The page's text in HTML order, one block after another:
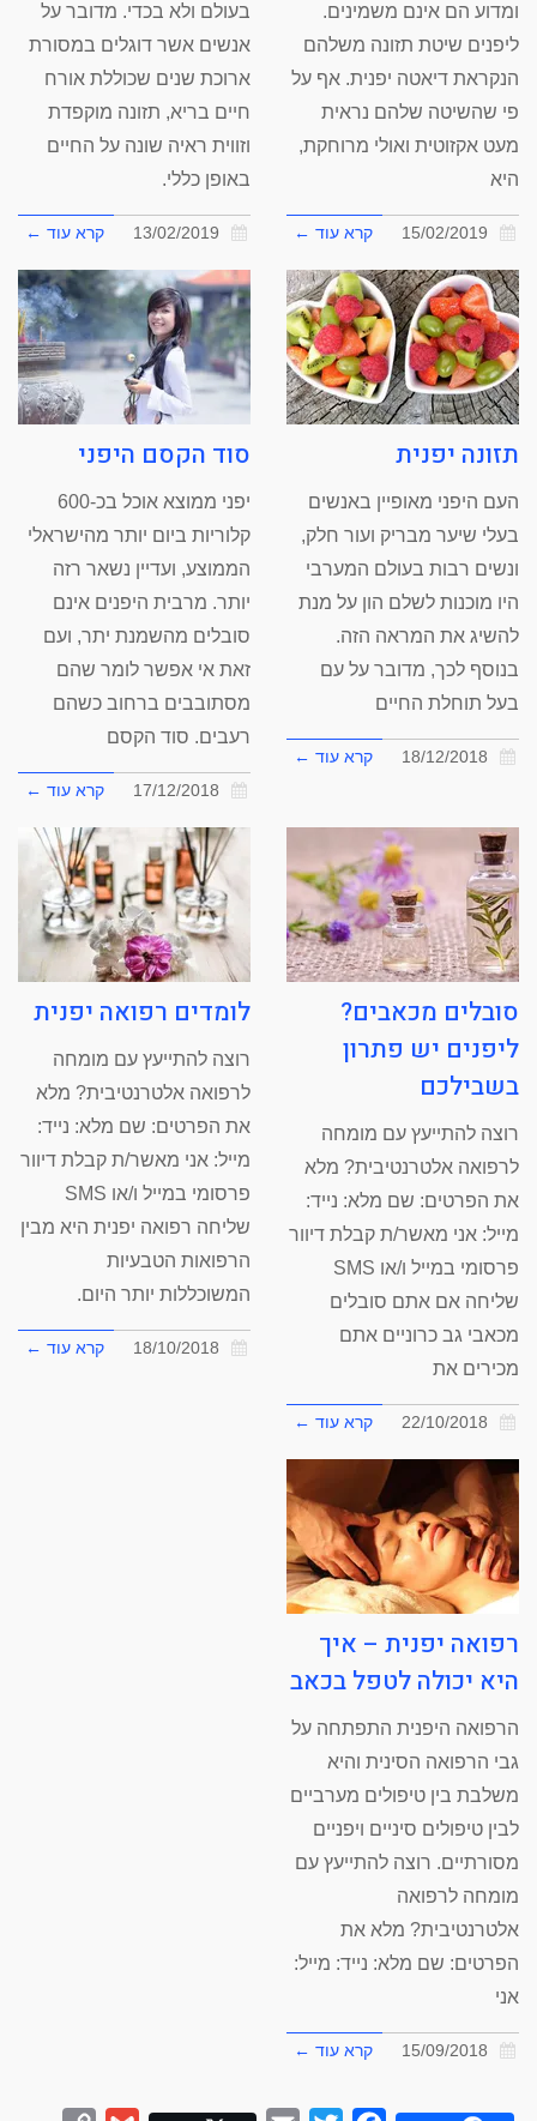
ומדוע הם אינם משמינים.
ליפנים שיטת תזונה משלהם
הנקראת דיאטה יפנית. אף על
פי שהשיטה שלהם נראית
מעט אקזוטית ואולי מרוחקת,
היא
קרא עוד ←
בעולם ולא בכדי. מדובר על
אנשים אשר דוגלים במסורת
ארוכת שנים שכוללת אורח
חיים בריא, תזונה מוקפדת
וזווית ראיה שונה על החיים
באופן כללי.
קרא עוד ←
תזונה יפנית
העם היפני מאופיין באנשים
בעלי שיער מבריק ועור חלק,
ונשים רבות בעולם המערבי
היו מוכנות לשלם הון על מנת
להשיג את המראה הזה.
בנוסף לכך, מדובר על עם
בעל תוחלת החיים
קרא עוד ←
סוד הקסם היפני
יפני ממוצא אוכל בכ-600
קלוריות ביום יותר מהישראלי
הממוצע, ועדיין נשאר רזה
יותר. מרבית היפנים אינם
סובלים מהשמנת יתר, ועם
זאת אי אפשר לומר שהם
מסתובבים ברחוב כשהם
רעבים. סוד הקסם
קרא עוד ←
סובלים מכאבים?
ליפנים יש פתרון
בשבילכם
רוצה להתייעץ עם מומחה
לרפואה אלטרנטיבית? מלא
את הפרטים: שם מלא: נייד:
מייל: אני מאשר/ת קבלת דיוור
פרסומי במייל ו/או SMS
שליחה אם אתם סובלים
מכאבי גב כרוניים אתם
מכירים את
קרא עוד ←
לומדים רפואה יפנית
רוצה להתייעץ עם מומחה
לרפואה אלטרנטיבית? מלא
את הפרטים: שם מלא: נייד:
מייל: אני מאשר/ת קבלת דיוור
פרסומי במייל ו/או SMS
שליחה רפואה יפנית היא מבין
הרפואות הטבעיות
המשוכללות יותר היום.
קרא עוד ←
רפואה יפנית – איך
היא יכולה לטפל בכאב
הרפואה היפנית התפתחה על
גבי הרפואה הסינית והיא
משלבת בין טיפולים מערביים
לבין טיפולים סיניים ויפניים
מסורתיים. רוצה להתייעץ עם
מומחה לרפואה
אלטרנטיבית? מלא את
הפרטים: שם מלא: נייד: מייל:
אני
קרא עוד ←